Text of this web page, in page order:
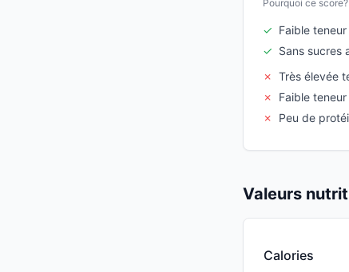
Pourquoi ce score?
✓ Faible
✓ Sans sucres
✗ Très élevée
✗
Faible
✗
Peu de
Valeurs
Calories